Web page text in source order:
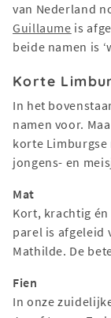
van Nederland
Guillaume is
beide namen is
Korte
In het
namen voor.
korte Limburgse
jongens- en
Mat
Kort, krachtig
parel is afgeleid
Mathilde. De
Fien
In onze